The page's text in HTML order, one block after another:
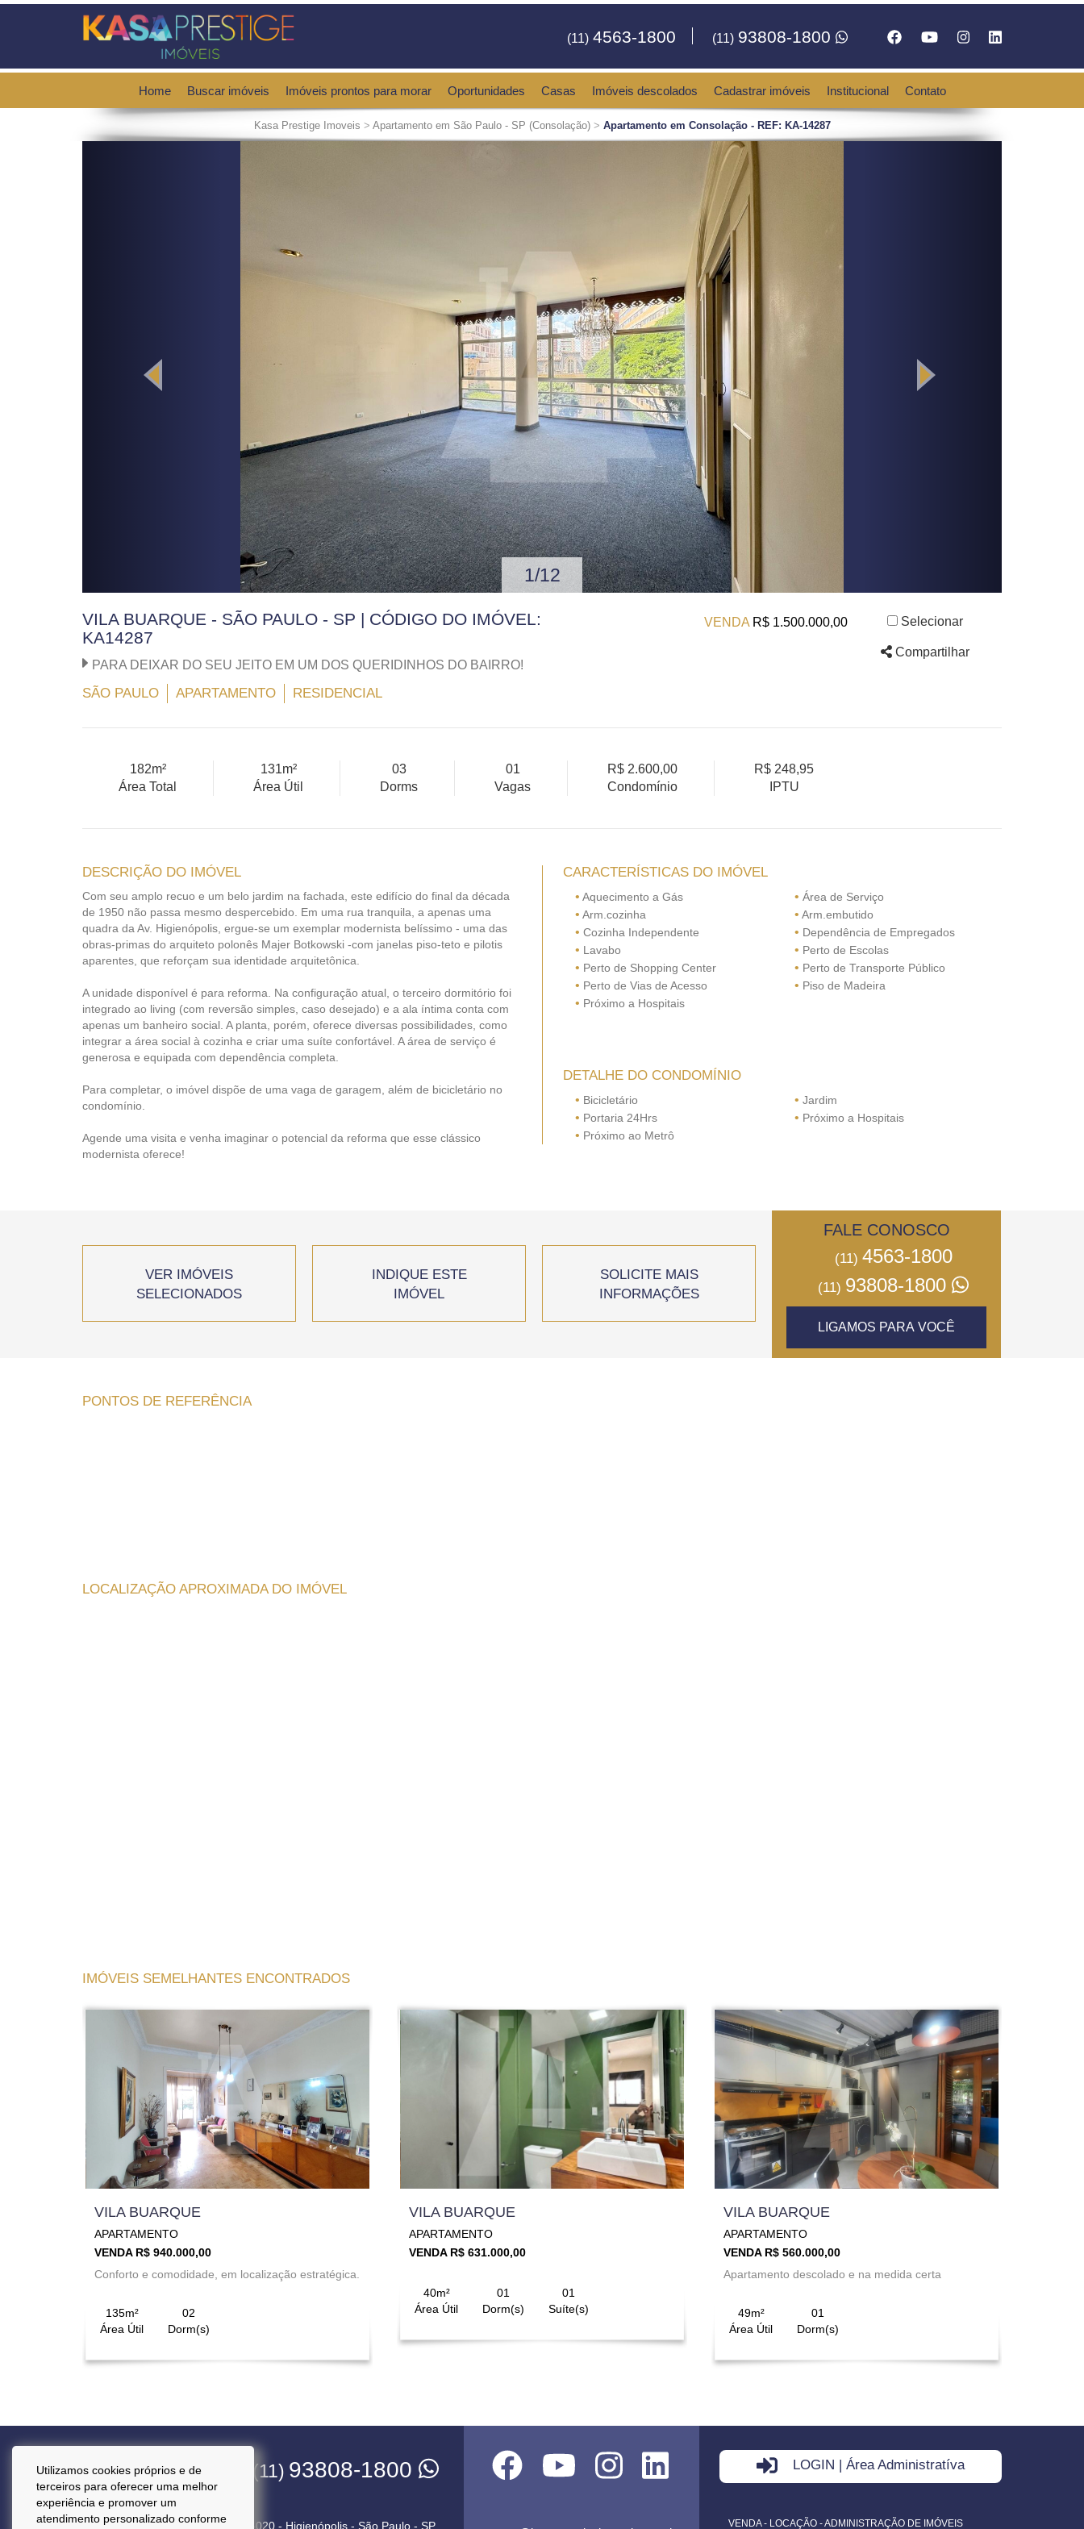
Utilizamos cookies próprios e de
terceiros para oferecer uma melhor
experiência e promover um
atendimento personalizado conforme
(11) 4563-1800 (11) 93808-1800
Home Buscar imóveis Imóveis prontos para morar Oportunidades Casas Imóveis descolados Cadastrar imóveis Institucional Contato
Kasa Prestige Imoveis > Apartamento em São Paulo - SP (Consolação) > Apartamento em Consolação - REF: KA-14287
1/12
VILA BUARQUE - SÃO PAULO - SP | CÓDIGO DO IMÓVEL:
KA14287
PARA DEIXAR DO SEU JEITO EM UM DOS QUERIDINHOS DO BAIRRO!
SÃO PAULO APARTAMENTO RESIDENCIAL
VENDA R$ 1.500.000,00 Selecionar
Compartilhar
182m²
Área Total
131m²
Área Útil
03
Dorms
01
Vagas
R$ 2.600,00
Condomínio
R$ 248,95
IPTU
DESCRIÇÃO DO IMÓVEL
Com seu amplo recuo e um belo jardim na fachada, este edifício do final da década
de 1950 não passa mesmo despercebido. Em uma rua tranquila, a apenas uma
quadra da Av. Higienópolis, ergue-se um exemplar modernista belíssimo - uma das
obras-primas do arquiteto polonês Majer Botkowski -com janelas piso-teto e pilotis
aparentes, que reforçam sua identidade arquitetônica.
A unidade disponível é para reforma. Na configuração atual, o terceiro dormitório foi
integrado ao living (com reversão simples, caso desejado) e a ala íntima conta com
apenas um banheiro social. A planta, porém, oferece diversas possibilidades, como
integrar a área social à cozinha e criar uma suíte confortável. A área de serviço é
generosa e equipada com dependência completa.
Para completar, o imóvel dispõe de uma vaga de garagem, além de bicicletário no
condomínio.
Agende uma visita e venha imaginar o potencial da reforma que esse clássico
modernista oferece!
CARACTERÍSTICAS DO IMÓVEL
• Aquecimento a Gás • Área de Serviço
• Arm.cozinha • Arm.embutido
• Cozinha Independente • Dependência de Empregados
• Lavabo • Perto de Escolas
• Perto de Shopping Center • Perto de Transporte Público
• Perto de Vias de Acesso • Piso de Madeira
• Próximo a Hospitais
DETALHE DO CONDOMÍNIO
• Bicicletário • Jardim
• Portaria 24Hrs • Próximo a Hospitais
• Próximo ao Metrô
VER IMÓVEIS
SELECIONADOS
INDIQUE ESTE
IMÓVEL
SOLICITE MAIS
INFORMAÇÕES
FALE CONOSCO
(11) 4563-1800
(11) 93808-1800
LIGAMOS PARA VOCÊ
PONTOS DE REFERÊNCIA
LOCALIZAÇÃO APROXIMADA DO IMÓVEL
IMÓVEIS SEMELHANTES ENCONTRADOS
VILA BUARQUE
APARTAMENTO
VENDA R$ 940.000,00
Conforto e comodidade, em localização estratégica.
135m²
Área Útil
02
Dorm(s)
VILA BUARQUE
APARTAMENTO
VENDA R$ 631.000,00
40m²
Área Útil
01
Dorm(s)
01
Suíte(s)
VILA BUARQUE
APARTAMENTO
VENDA R$ 560.000,00
Apartamento descolado e na medida certa
49m²
Área Útil
01
Dorm(s)
(11)4563-1800 (11) 93808-1800
Rua Pará, 50 Cj. 92 - CEP 01243-020 - Higienópolis - São Paulo - SP
LOGIN | Área Administratíva
VENDA - LOCAÇÃO - ADMINISTRAÇÃO DE IMÓVEIS